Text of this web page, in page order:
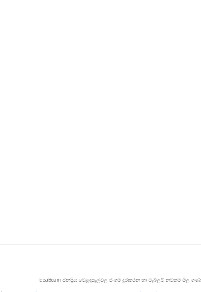
IdeaBeam ජනප්‍රිය වෙළඳසැල්වල ජංගම දුරකථන හා ටැබ්ලට් නවතම මිල